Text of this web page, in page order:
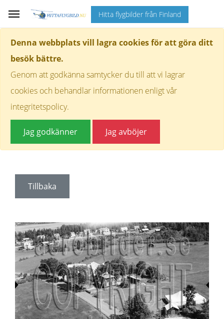
Denna webbplats vill lagra cookies för att göra ditt
besök bättre.
Genom att godkänna samtycker du till att vi lagrar
cookies och behandlar informationen enligt vår
integritetspolicy.
Jag godkänner Jag avböjer
Hitta flygbilder från Finland
Tillbaka